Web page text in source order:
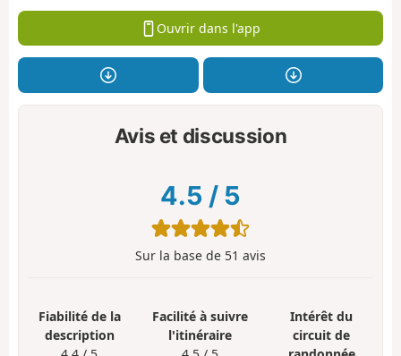
Ouvrir dans l'app
Avis et discussion
4.5 / 5
Sur la base de 51 avis
Fiabilité de la
description
Facilité à suivre
l'itinéraire
Intérêt du
circuit de